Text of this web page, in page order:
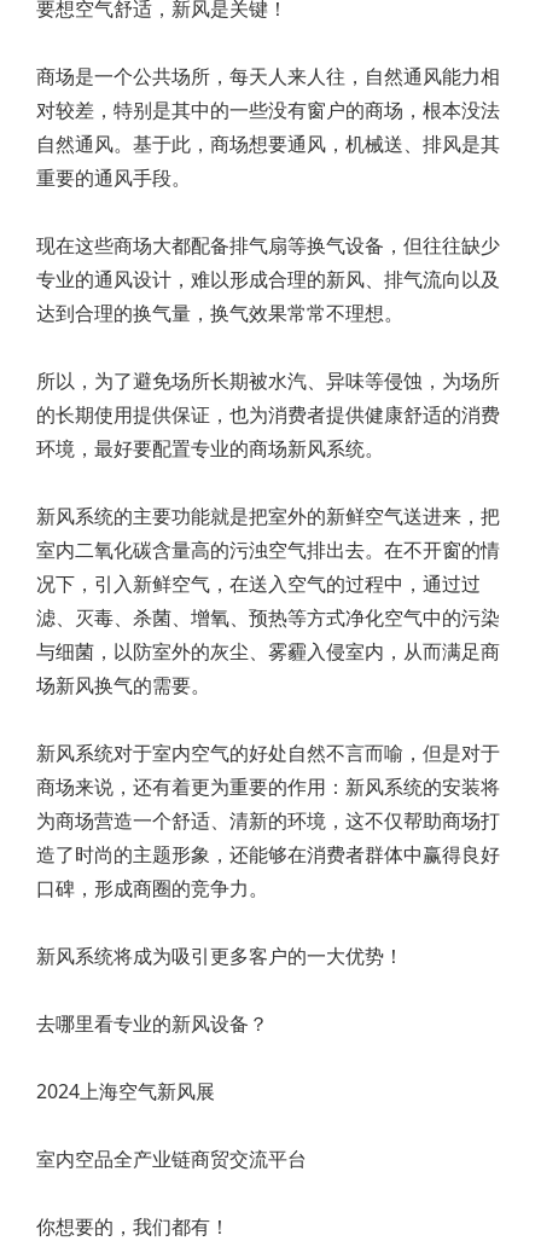
要想空气舒适，新风是关键！
商场是一个公共场所，每天人来人往，自然通风能力相
对较差，特别是其中的一些没有窗户的商场，根本没法
自然通风。基于此，商场想要通风，机械送、排风是其
重要的通风手段。
现在这些商场大都配备排气扇等换气设备，但往往缺少
专业的通风设计，难以形成合理的新风、排气流向以及
达到合理的换气量，换气效果常常不理想。
所以，为了避免场所长期被水汽、异味等侵蚀，为场所
的长期使用提供保证，也为消费者提供健康舒适的消费
环境，最好要配置专业的商场新风系统。
新风系统的主要功能就是把室外的新鲜空气送进来，把
室内二氧化碳含量高的污浊空气排出去。在不开窗的情
况下，引入新鲜空气，在送入空气的过程中，通过过
滤、灭毒、杀菌、增氧、预热等方式净化空气中的污染
与细菌，以防室外的灰尘、雾霾入侵室内，从而满足商
场新风换气的需要。
新风系统对于室内空气的好处自然不言而喻，但是对于
商场来说，还有着更为重要的作用：新风系统的安装将
为商场营造一个舒适、清新的环境，这不仅帮助商场打
造了时尚的主题形象，还能够在消费者群体中赢得良好
口碑，形成商圈的竞争力。
新风系统将成为吸引更多客户的一大优势！
去哪里看专业的新风设备？
2024上海空气新风展
室内空品全产业链商贸交流平台
你想要的，我们都有！